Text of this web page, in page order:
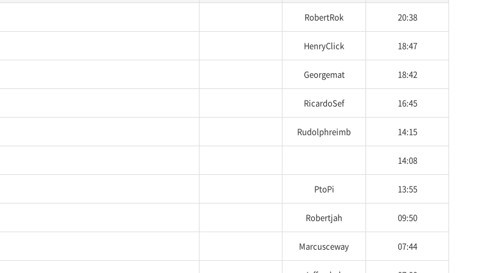
RobertRok 20:38
HenryClick 18:47
Georgemat 18:42
RicardoSef 16:45
Rudolphreimb 14:15
14:08
PtoPi 13:55
Robertjah 09:50
Marcusceway 07:44